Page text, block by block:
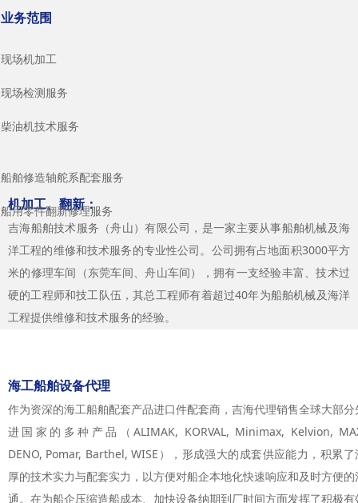
业务范围
现场机加工
现场检测服务
柴油机技术服务
船舶修造轴舵系配套服务
船用零件翻新修理服务
机加工、翻新：
吉海船舶技术服务（舟山）有限公司，是一家主要从事船舶机械及海
洋工程的维修和技术服务的专业性公司。公司拥有占地面积3000平方
米的修理车间（东莞车间、舟山车间），拥有一支经验丰富、技术过
硬的工程师和技工队伍，其总工程师有着超过40年为船舶机械及海洋
工程提供维修和技术服务的经验。
联络方式：+86 180 9820 2085
业务内容
海工船舶设备代理
作为资深的海工船舶配套产品进口件配套商，吉海代理销售全球大部分
进国家的多种产品（ALIMAK, KORVAL, Minimax, Kelvion,
DENO, Pomar, Barthel, WISE），形成强大的成套供应能力，积累了
厚的技术实力与配套实力，以方便对船企本地化快速响应和及时方便的
通。在为船企压缩造船成本、加快设备纳期到厂时间方面发挥了积极有